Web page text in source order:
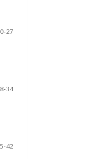
27
34
42